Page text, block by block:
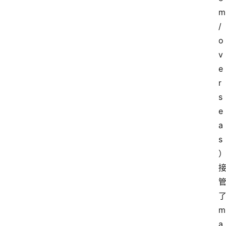
m
/
o
v
e
r
s
e
a
s
）
接
管
了
m
a